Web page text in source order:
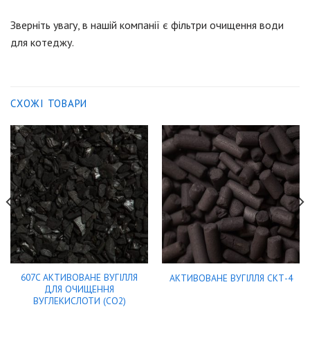
Зверніть увагу, в нашій компанії є фільтри очищення води
для котеджу.
СХОЖІ ТОВАРИ
607C АКТИВОВАНЕ ВУГІЛЛЯ
ДЛЯ ОЧИЩЕННЯ
ВУГЛЕКИСЛОТИ (СО2)
АКТИВОВАНЕ ВУГІЛЛЯ СКТ-4